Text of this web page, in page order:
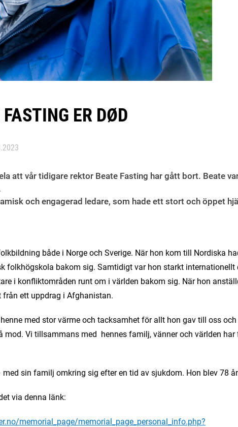
ER DØD
att vår tidigare rektor Beate Fasting har gått bort. Beate
och engagerad ledare, som hade ett stort och öppet
både i Norge och Sverige. När hon kom till Nordiska
folkhögskola bakom sig. Samtidigt var hon starkt internationellt
i konfliktområden runt om i världen bakom sig. När hon
ett uppdrag i Afghanistan.
med stor värme och tacksamhet för allt hon gav till oss
Vi tillsammans med hennes familj, vänner och världen har
med sin familj omkring sig efter en tid av sjukdom. Hon blev 78
via denna länk:
memorial_page/memorial_page_personal_info.php?